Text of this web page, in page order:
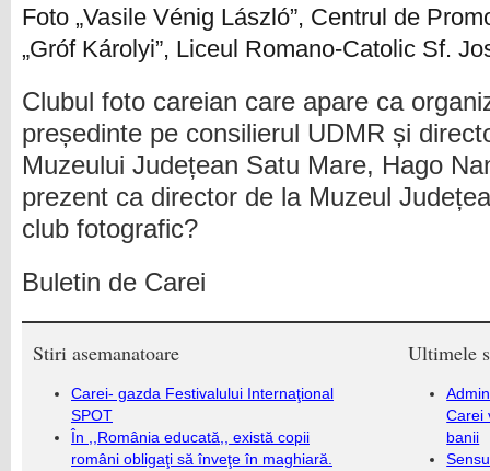
Foto „Vasile Vénig László”, Centrul de P
„Gróf Károlyi”, Liceul Romano-Catolic Sf. J
Clubul foto careian care apare ca
președinte pe consilierul UDMR și
Muzeului Județean Satu Mare, Hago
prezent ca director de la Muzeul
club fotografic?
Buletin de Carei
Stiri asemanatoare
Carei- gazda Festivalului Internaţional
SPOT
În ,,România educată,, există copii
români obligaţi să înveţe în maghiară.
Ultimele
Carei
banii